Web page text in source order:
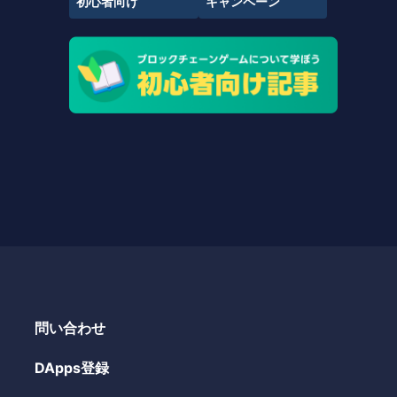
問い合わせ
DApps登録